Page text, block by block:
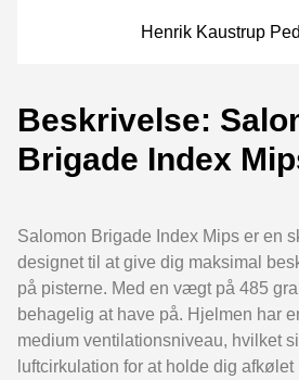
Henrik Kaustrup
Beskrivelse:
Brigade Index
Salomon Brigade Index Mips er en
designet til at give dig maksimal
på pisterne. Med en vægt på 485
behagelig at have på. Hjelmen har
medium ventilationsniveau, hvilket
luftcirkulation for at holde dig